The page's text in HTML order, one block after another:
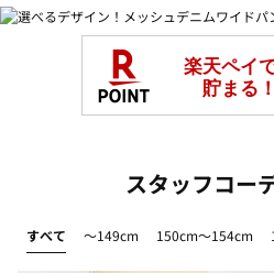
スタッフコー
すべて ～149cm 150cm～154cm